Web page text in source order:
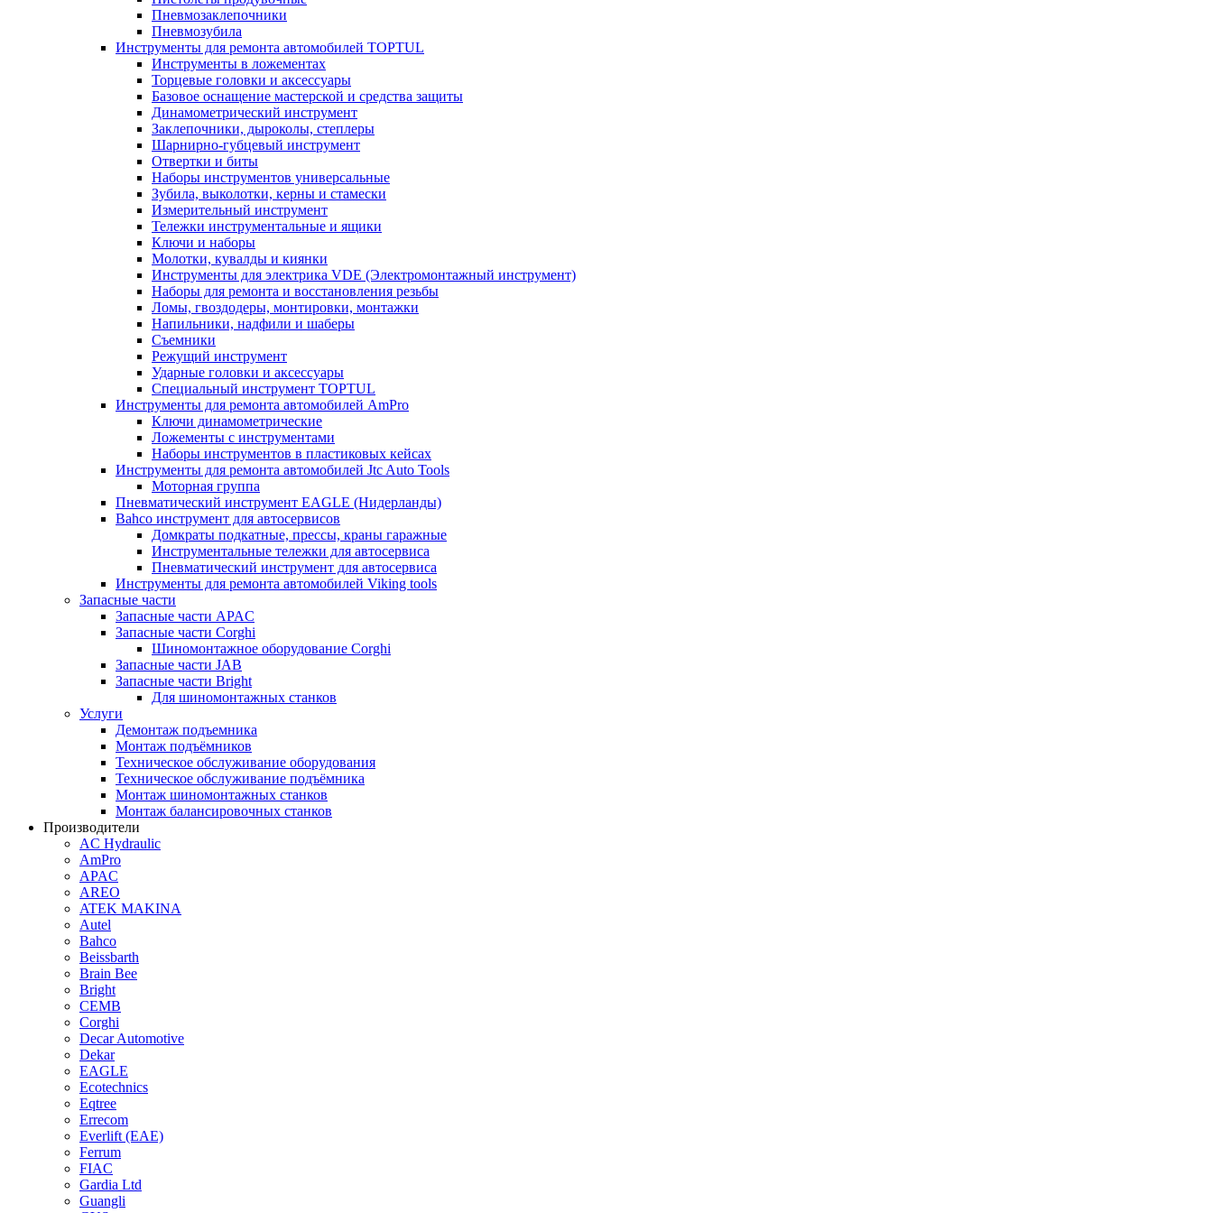
Пневмозаклепочники
Пневмозубила
Инструменты для ремонта автомобилей TOPTUL
Инструменты в ложементах
Торцевые головки и аксессуары
Базовое оснащение мастерской и средства защиты
Динамометрический инструмент
Заклепочники, дыроколы, степлеры
Шарнирно-губцевый инструмент
Отвертки и биты
Наборы инструментов универсальные
Зубила, выколотки, керны и стамески
Измерительный инструмент
Тележки инструментальные и ящики
Ключи и наборы
Молотки, кувалды и киянки
Инструменты для электрика VDE (Электромонтажный инструмент)
Наборы для ремонта и восстановления резьбы
Ломы, гвоздодеры, монтировки, монтажки
Напильники, надфили и шаберы
Съемники
Режущий инструмент
Ударные головки и аксессуары
Специальный инструмент TOPTUL
Инструменты для ремонта автомобилей AmPro
Ключи динамометрические
Ложементы с инструментами
Наборы инструментов в пластиковых кейсах
Инструменты для ремонта автомобилей Jtc Auto Tools
Моторная группа
Пневматический инструмент EAGLE (Нидерланды)
Bahco инструмент для автосервисов
Домкраты подкатные, прессы, краны гаражные
Инструментальные тележки для автосервиса
Пневматический инструмент для автосервиса
Инструменты для ремонта автомобилей Viking tools
Запасные части
Запасные части APAC
Запасные части Corghi
Шиномонтажное оборудование Corghi
Запасные части JAB
Запасные части Bright
Для шиномонтажных станков
Услуги
Демонтаж подъемника
Монтаж подъёмников
Техническое обслуживание оборудования
Техническое обслуживание подъёмника
Монтаж шиномонтажных станков
Монтаж балансировочных станков
Производители
AC Hydraulic
AmPro
APAC
AREO
ATEK MAKINA
Autel
Bahco
Beissbarth
Brain Bee
Bright
CEMB
Corghi
Decar Automotive
Dekar
EAGLE
Ecotechnics
Eqtree
Errecom
Everlift (EAE)
Ferrum
FIAC
Gardia Ltd
Guangli